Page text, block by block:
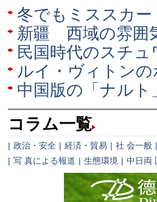
冬でもミススカ
新疆 西域の雰囲
民国時代のスチ
ルイ・ヴィトン
中国版の「ナル
コラム一覧
| 政治・安全 | 経済・貿易 | 社 会一般 |
| 写 真による報道 | 生態環境 | 中日両